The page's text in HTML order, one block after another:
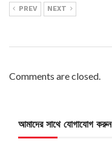
PREV NEXT
Comments are closed.
আমাদের সাথে যোগাযোগ করুন